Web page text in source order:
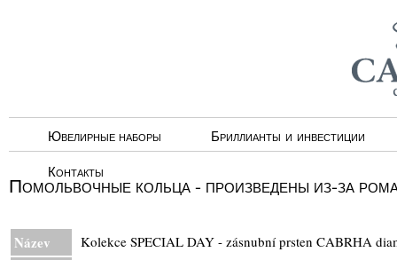
Ювелирные наборы
Бриллианты и инвестиции
Контакты
Помольвочные кольца - произведены из-за
Název Kolekce SPECIAL DAY - zásnubní prsten CABRHA